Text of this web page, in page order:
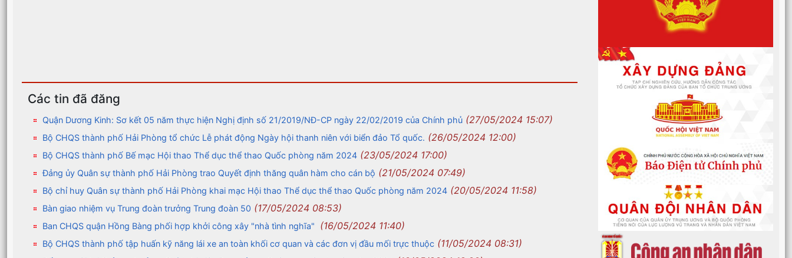
Các tin đã đăng
Quận Dương Kinh: Sơ kết 05 năm thực hiện Nghị định số 21/2019/NĐ-CP ngày 22/02/2019 của Chính phủ (27/05/2024 15:07)
Bộ CHQS thành phố Hải Phòng tổ chức Lễ phát động Ngày hội thanh niên với biển đảo Tổ quốc. (26/05/2024 12:00)
Bộ CHQS thành phố Bế mạc Hội thao Thể dục thể thao Quốc phòng năm 2024 (23/05/2024 17:00)
Đảng ủy Quân sự thành phố Hải Phòng trao Quyết định thăng quân hàm cho cán bộ (21/05/2024 07:49)
Bộ chỉ huy Quân sự thành phố Hải Phòng khai mạc Hội thao Thể dục thể thao Quốc phòng năm 2024 (20/05/2024 11:58)
Bàn giao nhiệm vụ Trung đoàn trưởng Trung đoàn 50 (17/05/2024 08:53)
Ban CHQS quận Hồng Bàng phối hợp khởi công xây "nhà tình nghĩa" (16/05/2024 11:40)
Bộ CHQS thành phố tập huấn kỹ năng lái xe an toàn khối cơ quan và các đơn vị đầu mối trực thuộc (11/05/2024 08:31)